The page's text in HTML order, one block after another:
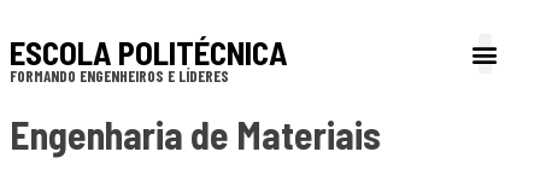
ESCOLA POLITÉCNICA
FORMANDO ENGENHEIROS E LÍDERES
Engenharia de Materiais